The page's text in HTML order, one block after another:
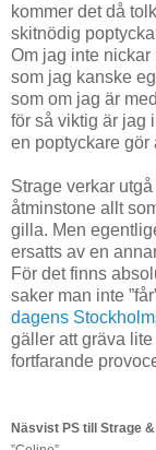
kommer det då
skitnödig
Om jag inte
som jag kanske
som om jag är
för så viktig är jag
en poptyckare gör
Strage verkar
åtminstone allt
gilla. Men
ersatts av en
För det finns
saker man inte
dagens
gäller att gräva
fortfarande
Näsvist PS till Strage